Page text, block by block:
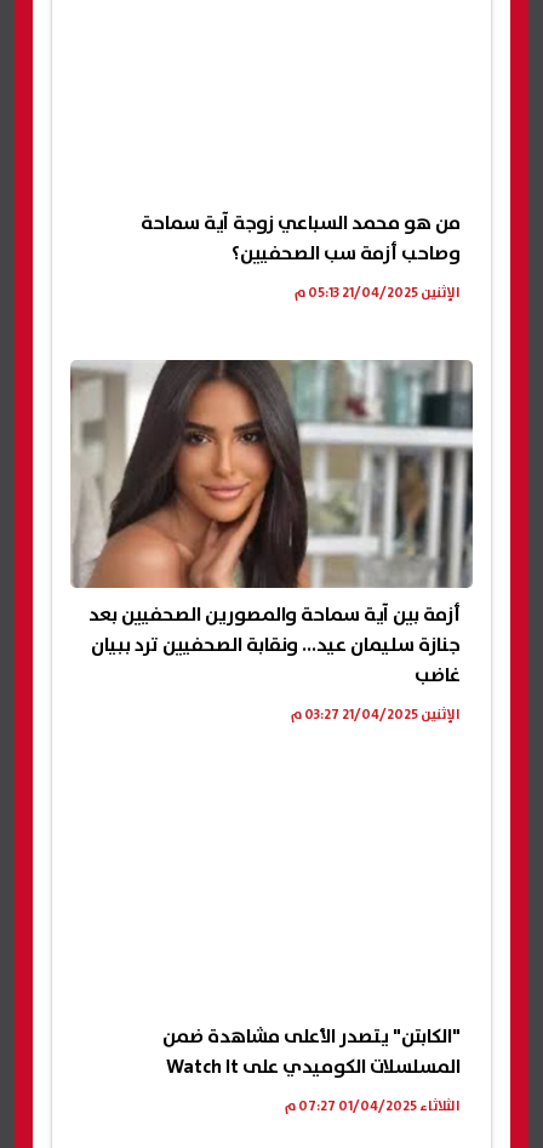
من هو محمد السباعي زوجة آية سماحة
وصاحب أزمة سب الصحفيين؟
الإثنين 21/04/2025 05:13 م
أزمة بين آية سماحة والمصورين الصحفيين بعد
جنازة سليمان عيد... ونقابة الصحفيين ترد ببيان
غاضب
الإثنين 21/04/2025 03:27 م
"الكابتن" يتصدر الأعلى مشاهدة ضمن
المسلسلات الكوميدي على Watch It
الثلاثاء 01/04/2025 07:27 م